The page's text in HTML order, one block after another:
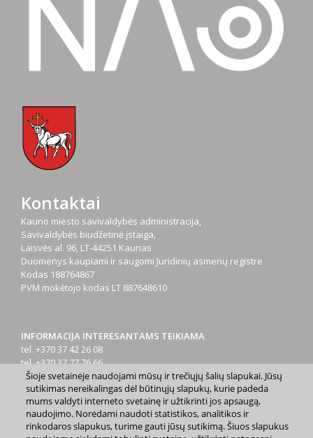
Kontaktai
Kauno miesto savivaldybės administracija,
Savivaldybės biudžetinė įstaiga,
Laisvės al. 96, LT-44251 Kaunas
Duomenys kaupiami ir saugomi Juridinių asmenų registre
Kodas 188764867
PVM mokėtojo kodas LT 887648610
INFORMACIJA INTERESANTAMS TEIKIAMA
tel. +370 37 42 26 08
tel. +370 37 77 76 66
tel. +370 660 07000
el. p.info@kaunas.lt
Šioje svetainėje naudojami mūsų ir trečiųjų šalių slapukai. Jūsų
sutikimas nereikalingas dėl būtinųjų slapukų, kurie padeda
mums valdyti interneto svetainę ir užtikrinti jos apsaugą,
naudojimo. Norėdami naudoti statistikos, analitikos ir
rinkodaros slapukus, turime gauti jūsų sutikimą. Šiuos slapukus